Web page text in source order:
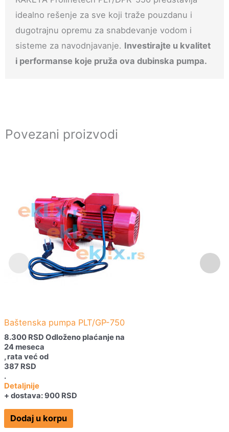
idealno rešenje za sve koji traže pouzdanu i
dugotrajnu opremu za snabdevanje vodom i
sisteme za navodnjavanje. Investirajte u kvalitet
i performanse koje pruža ova dubinska pumpa.
Povezani proizvodi
Baštenska pumpa PLT/GP-750
8.300 RSD Odloženo plaćanje na
24 meseca
, rata već od
387 RSD
.
Detaljnije
+ dostava: 900 RSD
Dodaj u korpu